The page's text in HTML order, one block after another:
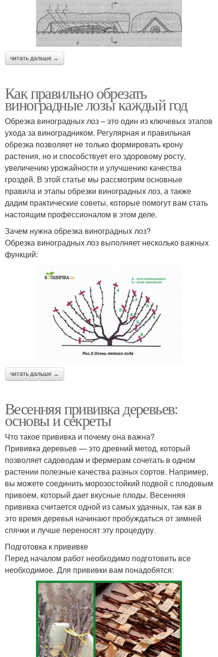
читать дальше →
Как правильно обрезать
виноградные лозы каждый год
Обрезка виноградных лоз – это один из ключевых этапов
ухода за виноградником. Регулярная и правильная
обрезка позволяет не только формировать крону
растения, но и способствует его здоровому росту,
увеличению урожайности и улучшению качества
гроздей. В этой статье мы рассмотрим основные
правила и этапы обрезки виноградных лоз, а также
дадим практические советы, которые помогут вам стать
настоящим профессионалом в этом деле.
Зачем нужна обрезка виноградных лоз?
Обрезка виноградных лоз выполняет несколько важных
функций:
читать дальше →
Весенняя прививка деревьев:
основы и секреты
Что такое прививка и почему она важна?
Прививка деревьев — это древний метод, который
позволяет садоводам и фермерам сочетать в одном
растении полезные качества разных сортов. Например,
вы можете соединить морозостойкий подвой с плодовым
привоем, который дает вкусные плоды. Весенняя
прививка считается одной из самых удачных, так как в
это время деревья начинают пробуждаться от зимней
спячки и лучше переносят эту процедуру.
Подготовка к прививке
Перед началом работ необходимо подготовить все
необходимое. Для прививки вам понадобятся: